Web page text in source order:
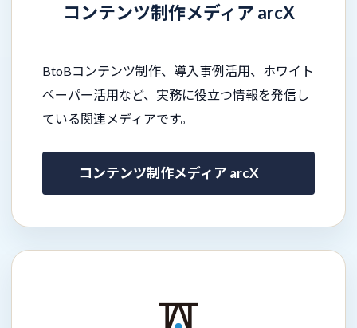
コンテンツ制作メディア arcX
BtoBコンテンツ制作、導入事例活用、ホワイト
ペーパー活用など、実務に役立つ情報を発信し
ている関連メディアです。
コンテンツ制作メディア arcX